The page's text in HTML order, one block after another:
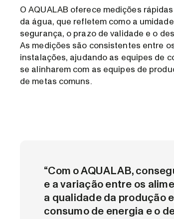
O AQUALAB oferece medições
da água, que refletem como a
segurança, o prazo de validade e o
As medições são consistentes entre
instalações, ajudando as equipes de
se alinharem com as equipes de
de metas comuns.
“Com o AQUALAB,
e a variação entre os
a qualidade da produção
consumo de energia e o